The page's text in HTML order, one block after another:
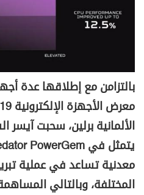
بالتزامن مع إطلاقها عدة
معرض الأجهزة الإلكترونية
الألمانية برلين، سحبت
يتمثل في PowerGem
معدنية تساعد في عملية
المختلفة، وبالتالي